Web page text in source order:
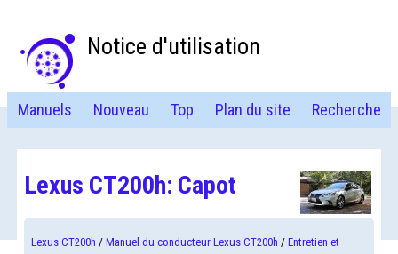
Notice d'utilisation
Manuels Nouveau Top Plan du site Recherche
Lexus CT200h: Capot
Lexus CT200h /Manuel du conducteur Lexus CT200h /Entretien et